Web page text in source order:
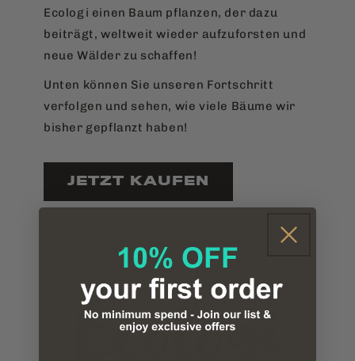
Ecologi einen Baum pflanzen, der dazu
beiträgt, weltweit wieder aufzuforsten und
neue Wälder zu schaffen!
Unten können Sie unseren Fortschritt
verfolgen und sehen, wie viele Bäume wir
bisher gepflanzt haben!
JETZT KAUFEN